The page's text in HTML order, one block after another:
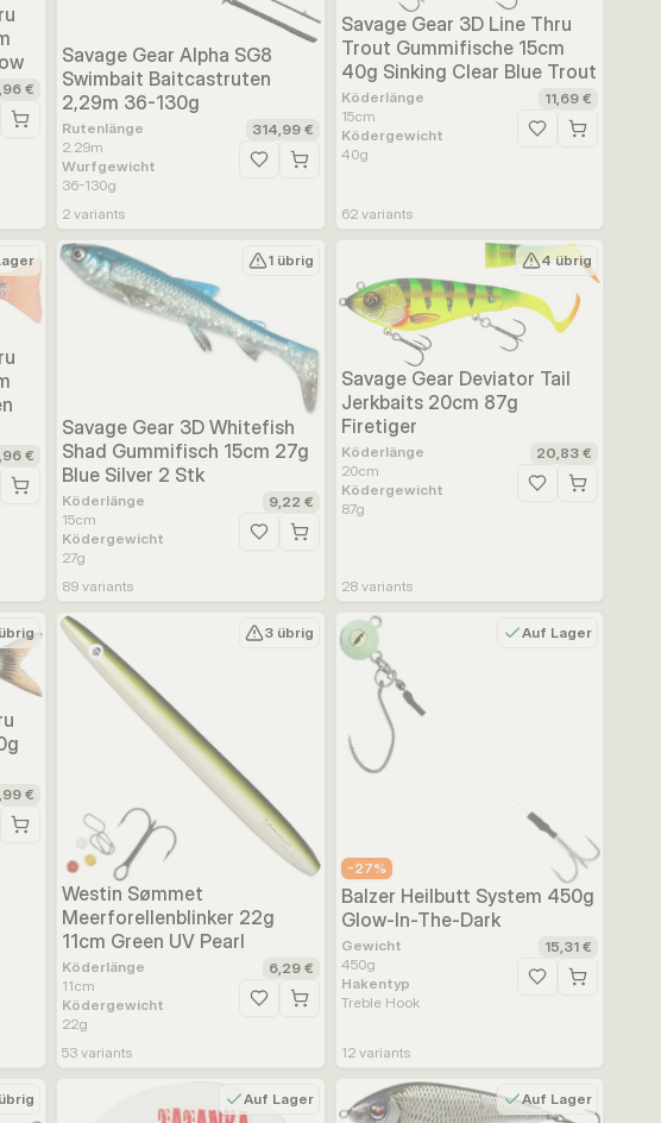
€
Wunschliste hinzufügen
Savage Gear Alpha SG8
Swimbait Baitcastruten
2,29m 36-130g
Rutenlänge
2.29m
Wurfgewicht
36-130g
314,99 €
Zur Wunschliste hinzufügen
2 variants
Savage Gear 3D Line Thru
Trout Gummifische 15cm
40g Sinking Clear Blue Trout
Köderlänge
15cm
Ködergewicht
40g
11,69 €
Zur Wunschliste
62variants
€
Wunschliste hinzufügen
1 übrig
Savage Gear 3D Whitefish
Shad Gummifisch 15cm 27g
Blue Silver 2 Stk
Köderlänge
15cm
Ködergewicht
27g
9,22 €
Zur Wunschliste hinzufügen
89 variants
4 übrig
Savage Gear Deviator Tail
Jerkbaits 20cm 87g
Firetiger
Köderlänge
20cm
Ködergewicht
87g
20,83 €
Zur Wunschliste
28variants
€
Wunschliste hinzufügen
3 übrig
Westin Sømmet
Meerforellenblinker 22g
11cm Green UV Pearl
Köderlänge
11cm
Ködergewicht
22g
6,29 €
Zur Wunschliste hinzufügen
53 variants
-27%
Auf Lager
Balzer Heilbutt System 450g
Glow-In-The-Dark
Gewicht
450g
Hakentyp
Treble Hook
15,31 €
Zur Wunschliste
12variants
Auf Lager Auf Lager